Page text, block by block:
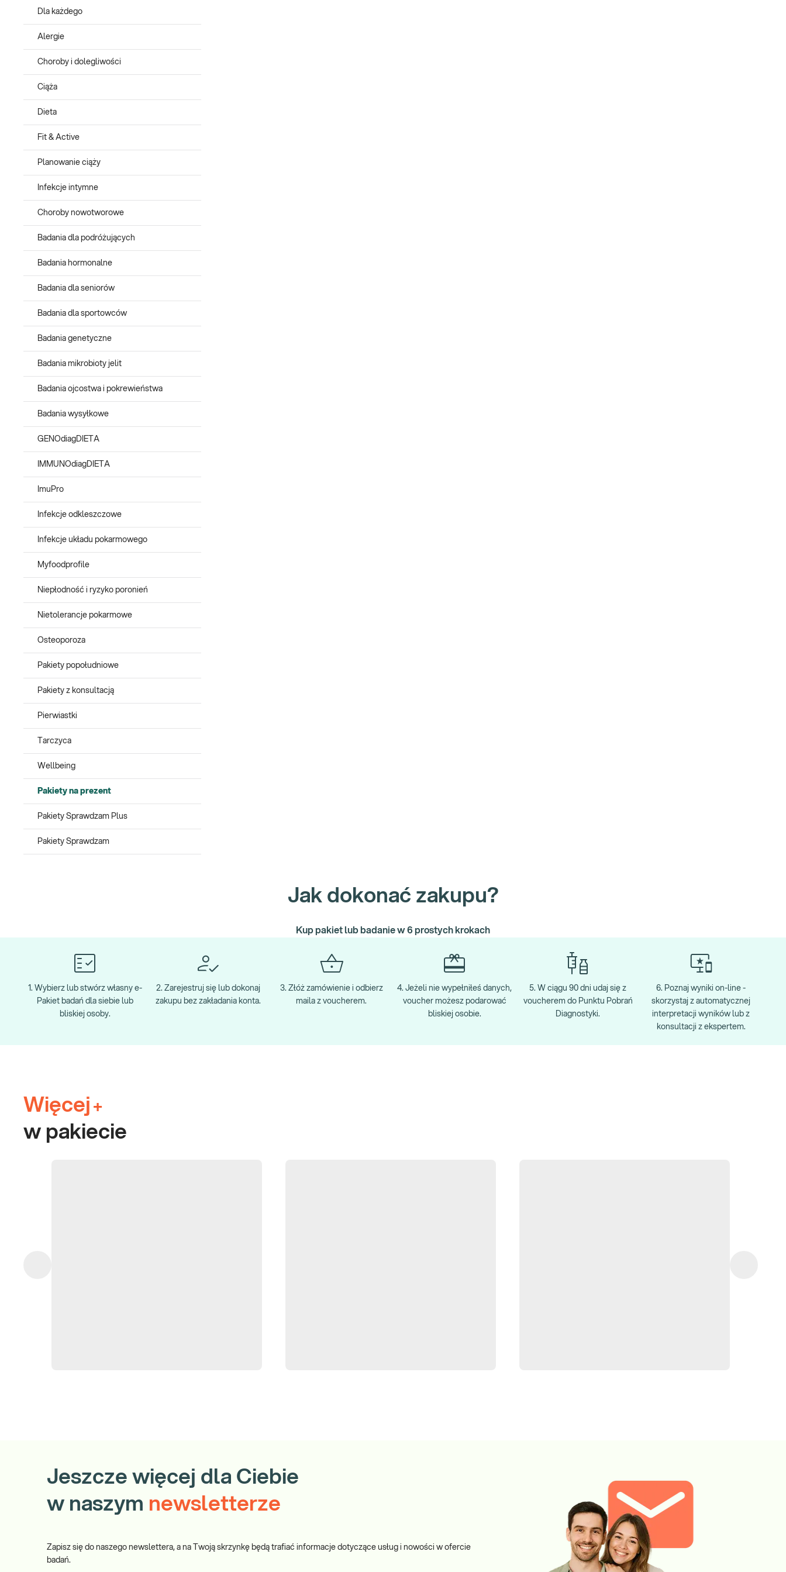
Dla każdego
Alergie
Choroby i dolegliwości
Ciąża
Dieta
Fit & Active
Planowanie ciąży
Infekcje intymne
Choroby nowotworowe
Badania dla podróżujących
Badania hormonalne
Badania dla seniorów
Badania dla sportowców
Badania genetyczne
Badania mikrobioty jelit
Badania ojcostwa i pokrewieństwa
Badania wysyłkowe
GENOdiagDIETA
IMMUNOdiagDIETA
ImuPro
Infekcje odkleszczowe
Infekcje układu pokarmowego
Myfoodprofile
Niepłodność i ryzyko poronień
Nietolerancje pokarmowe
Osteoporoza
Pakiety popołudniowe
Pakiety z konsultacją
Pierwiastki
Tarczyca
Wellbeing
Pakiety na prezent
Pakiety Sprawdzam Plus
Pakiety Sprawdzam
Jak dokonać zakupu?
Kup pakiet lub badanie w 6 prostych krokach
1. Wybierz lub stwórz własny e-
Pakiet badań dla siebie lub
bliskiej osoby.
2. Zarejestruj się lub dokonaj
zakupu bez zakładania konta.
3. Złóż zamówienie i odbierz
maila z voucherem.
4. Jeżeli nie wypełniłeś danych,
voucher możesz podarować
bliskiej osobie.
5. W ciągu 90 dni udaj się z
voucherem do Punktu Pobrań
Diagnostyki.
6. Poznaj wyniki on-line -
skorzystaj z automatycznej
interpretacji wyników lub z
konsultacji z ekspertem.
Więcej +
w pakiecie
Jeszcze więcej dla Ciebie
w naszym newsletterze
Zapisz się do naszego newslettera, a na Twoją skrzynkę będą trafiać informacje dotyczące usług i nowości w ofercie
badań.